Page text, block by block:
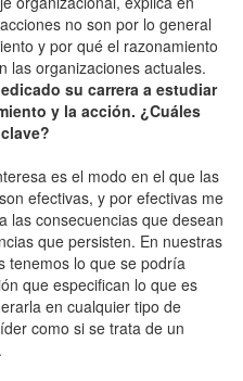
no son por lo general
y por qué el razonamiento
las organizaciones actuales.
su carrera a estudiar
y la acción. ¿Cuáles
es el modo en el que las
efectivas, y por efectivas me
las consecuencias que desean
que persisten. En nuestras
tenemos lo que se podría
que especifican lo que es
en cualquier tipo de
como si se trata de un